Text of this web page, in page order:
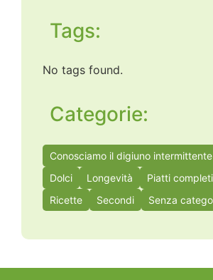
Tags:
No tags found.
Categorie:
Conosciamo il digiuno intermittente
Dolci
Longevità Piatti completi
Ricette
Secondi Senza